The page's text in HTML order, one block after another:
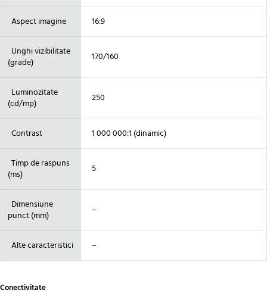
Aspect imagine 16:9
Unghi vizibilitate
(grade)
170/160
Luminozitate
(cd/mp)
250
Contrast 1 000 000:1 (dinamic)
Timp de raspuns
(ms)
5
Dimensiune
punct (mm)
–
Alte caracteristici –
Conectivitate